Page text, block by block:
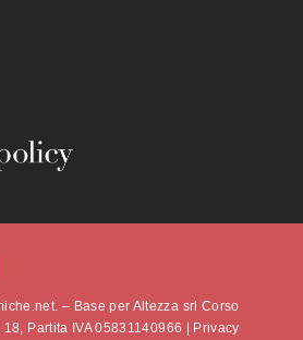
– Base per Altezza srl Corso
Partita IVA 05831140966 |
Privacy